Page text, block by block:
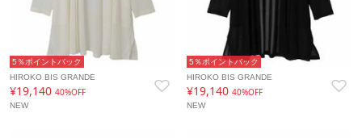
5％ポイントバック
HIROKO BIS GRANDE
¥19,140 40%OFF
NEW
5％ポイントバック
HIROKO BIS GRANDE
¥19,14040%OFF
NEW